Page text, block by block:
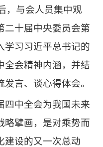
，与会人员集中观
二十届中央委员会第
学习习近平总书记的
全会精神内涵，并结
言、谈心得体会。
四中全会为我国未来
略擘画，是对乘势而
建设的又一次总动